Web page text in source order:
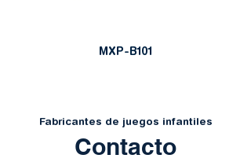
MXP-B101
Fabricantes de juegos infantiles
Contacto